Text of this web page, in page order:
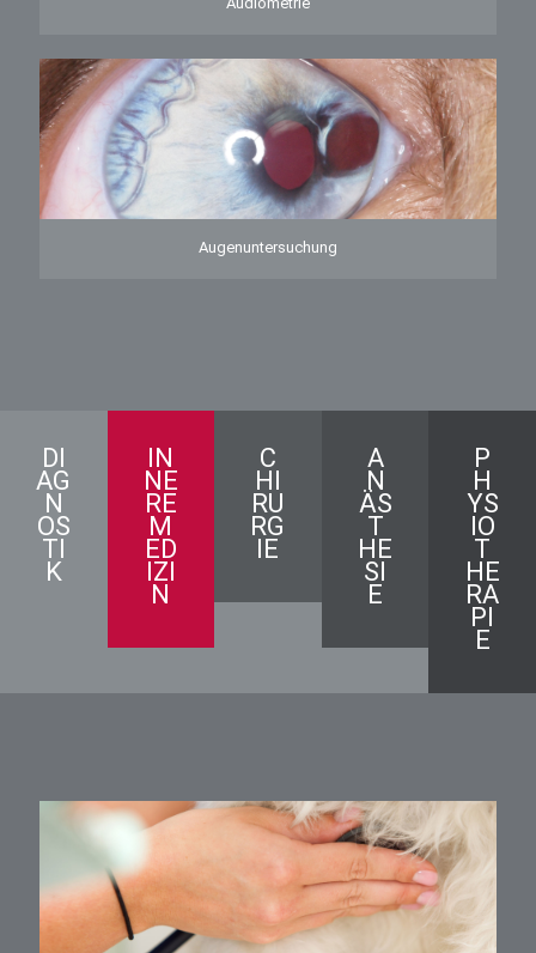
Augenuntersuchung
DI
AG
N
OS
TI
K
IN
NE
RE
M
ED
IZI
N
C
HI
RU
RG
IE
A
N
ÄS
T
HE
SI
E
P
H
YS
IO
T
HE
RA
PI
E